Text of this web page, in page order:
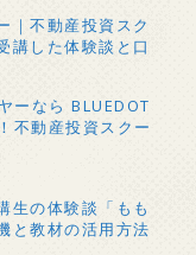
｜不動産投資スク
講した体験談と口
ーなら BLUEDOT
不動産投資スクー
生の体験談「もも
と教材の活用方法